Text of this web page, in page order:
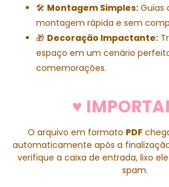
🛠️ Montagem Simples: Guias
montagem rápida e sem
🎁 Decoração Impactante:
espaço em um cenário
comemorações.
♥
O arquivo em formato PDF
automaticamente após a
verifique a caixa de entrada, lixo
spam.